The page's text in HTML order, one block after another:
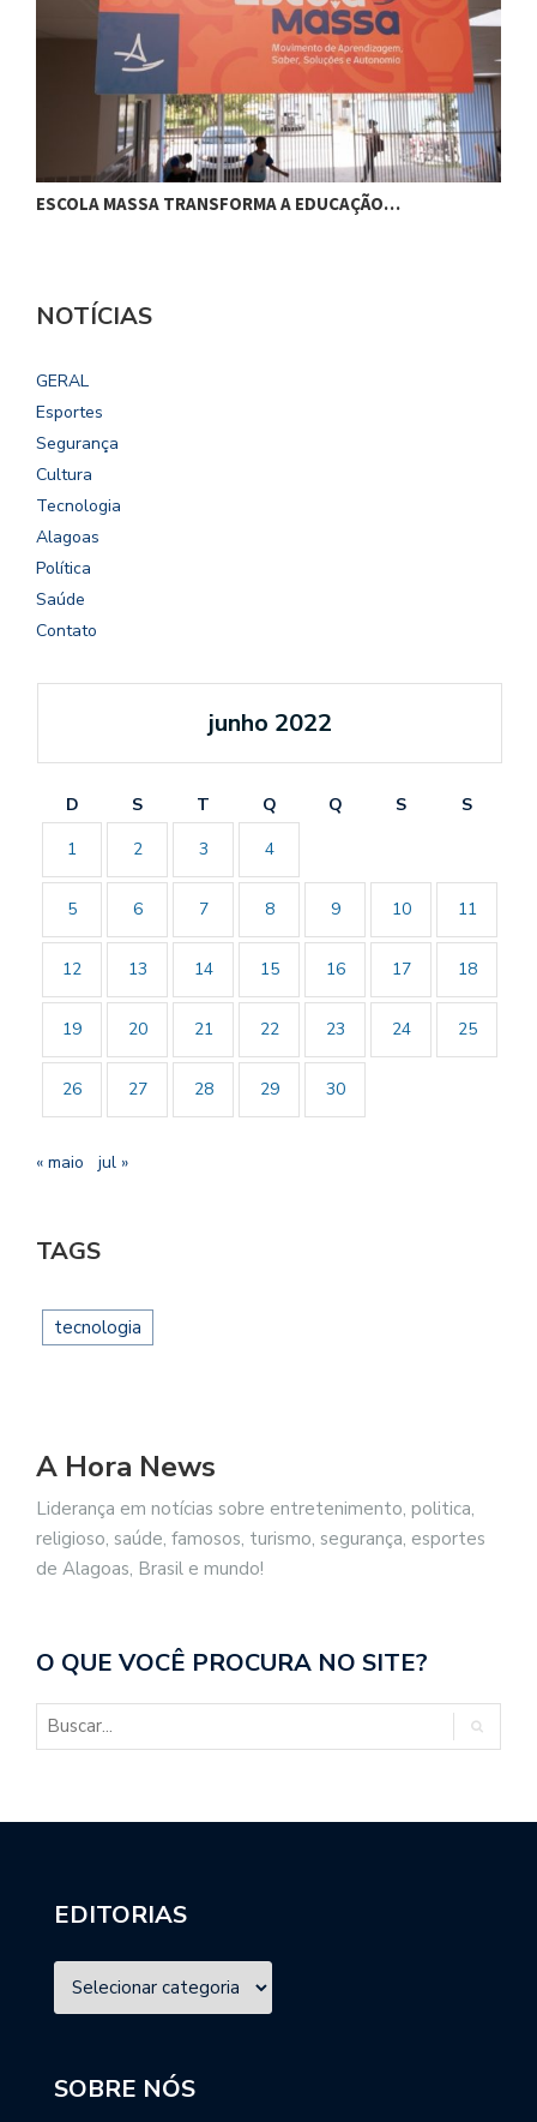
ESCOLA MASSA TRANSFORMA A EDUCAÇÃO…
NOTÍCIAS
GERAL
Esportes
Segurança
Cultura
Tecnologia
Alagoas
Política
Saúde
Contato
junho 2022
D S T Q Q S
S
1
2 3 4
5 6 7 8 9 10 11
12 13 14 15 16 17 18
19 20 21 22 23 24 25
26 27 28 29 30
« maio jul »
TAGS
tecnologia
A Hora News
Liderança em notícias sobre entretenimento, politica,
religioso, saúde, famosos, turismo, segurança, esportes
de Alagoas, Brasil e mundo!
O QUE VOCÊ PROCURA NO SITE?
EDITORIAS
SOBRE NÓS